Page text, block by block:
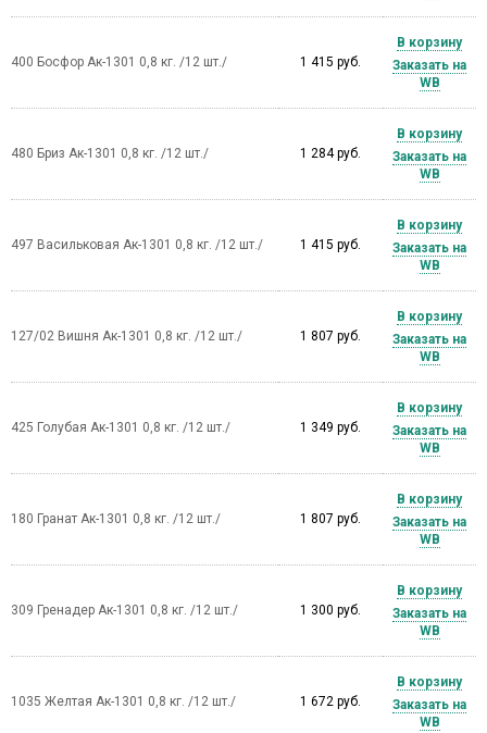
400 Босфор Ак-1301 0,8 кг. /12 шт./ 1 415 руб.
В корзину
Заказать на
WB
480 Бриз Ак-1301 0,8 кг. /12 шт./ 1 284 руб.
В корзину
Заказать на
WB
497 Васильковая Ак-1301 0,8 кг. /12 шт./ 1 415 руб.
В корзину
Заказать на
WB
127/02 Вишня Ак-1301 0,8 кг. /12 шт./ 1 807 руб.
В корзину
Заказать на
WB
425 Голубая Ак-1301 0,8 кг. /12 шт./ 1 349 руб.
В корзину
Заказать на
WB
180 Гранат Ак-1301 0,8 кг. /12 шт./ 1 807 руб.
В корзину
Заказать на
WB
309 Гренадер Ак-1301 0,8 кг. /12 шт./ 1 300 руб.
В корзину
Заказать на
WB
1035 Желтая Ак-1301 0,8 кг. /12 шт./ 1 672 руб.
В корзину
Заказать на
WB